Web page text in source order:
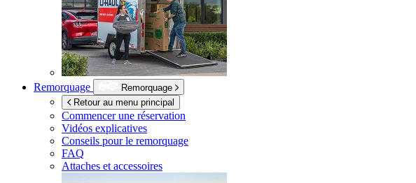
Remorquage
Remorquage
Retour au menu principal
Commencer une réservation
Vidéos explicatives
Conseils pour le remorquage
FAQ
Attaches et accessoires